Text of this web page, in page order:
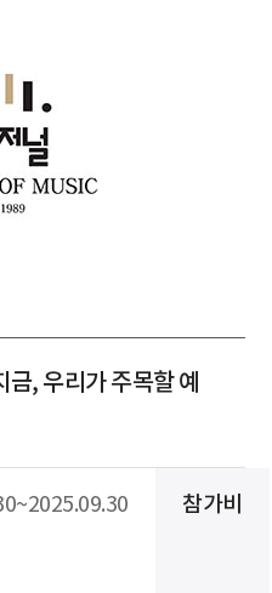
, 우리가 주목할 예
참가비